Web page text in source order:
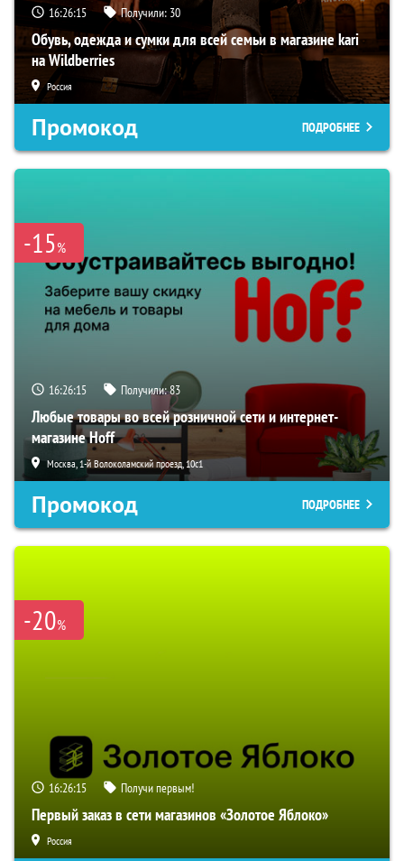
16:26:14 Получили: 30
Обувь, одежда и сумки для всей семьи в магазине kari
на Wildberries
Россия
Промокод ПОДРОБНЕЕ
-15%
16:26:14 Получили:83
Любые товары во всей розничной сети и интернет-
магазине Hoff
Москва, 1-й Волоколамский проезд, 10с1
Промокод ПОДРОБНЕЕ
-20%
16:26:14 Получи первым!
Первый заказ в сети магазинов «Золотое Яблоко»
Россия